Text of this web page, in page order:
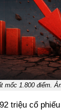
mốc 1.800 điểm.
triệu cổ